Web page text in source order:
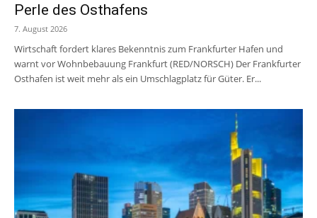
Perle des Osthafens
7. August 2026
Wirtschaft fordert klares Bekenntnis zum Frankfurter Hafen und
warnt vor Wohnbebauung Frankfurt (RED/NORSCH) Der Frankfurter
Osthafen ist weit mehr als ein Umschlagplatz für Güter. Er...